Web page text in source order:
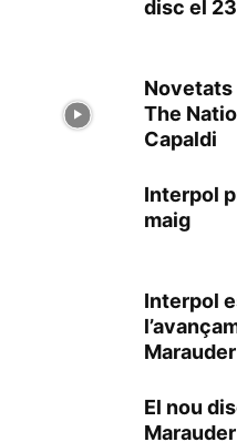
disc el
Novetats
The
Capaldi
Interpol
maig
Interpol
Marauder
El nou
Marauder